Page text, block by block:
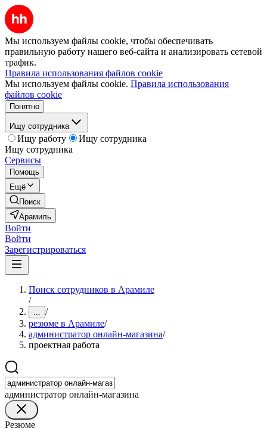
Мы используем файлы cookie, чтобы обеспечивать
правильную работу нашего веб-сайта и анализировать сетевой
трафик.
Правила использования файлов cookie
Мы используем файлы cookie. Правила использования
файлов cookie
Понятно
Ищу сотрудника
Ищу работу
Ищу сотрудника
Ищу сотрудника
Сервисы
Помощь
Ещё
Поиск
Арамиль
Войти
Войти
Зарегистрироваться
Поиск сотрудников в Арамиле
/
... /
резюме в Арамиле/
администратор онлайн-магазина/
проектная работа
администратор онлайн-магазина
Резюме